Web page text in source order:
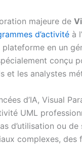
majeure de
d’activité à
en un
conçu
et les analystes
d’IA, Visual
UML
d’utilisation ou
complexes,